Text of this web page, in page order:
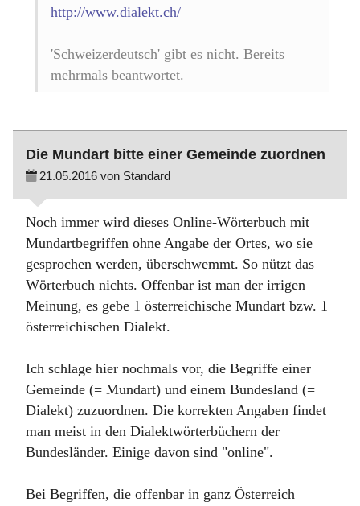
http://www.dialekt.ch/
'Schweizerdeutsch' gibt es nicht. Bereits
mehrmals beantwortet.
Die Mundart bitte einer Gemeinde zuordnen
21.05.2016 von Standard
Noch immer wird dieses Online-Wörterbuch mit
Mundartbegriffen ohne Angabe der Ortes, wo sie
gesprochen werden, überschwemmt. So nützt das
Wörterbuch nichts. Offenbar ist man der irrigen
Meinung, es gebe 1 österreichische Mundart bzw. 1
österreichischen Dialekt.
Ich schlage hier nochmals vor, die Begriffe einer
Gemeinde (= Mundart) und einem Bundesland (=
Dialekt) zuzuordnen. Die korrekten Angaben findet
man meist in den Dialektwörterbüchern der
Bundesländer. Einige davon sind "online".
Bei Begriffen, die offenbar in ganz Österreich